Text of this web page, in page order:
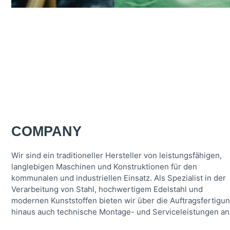
COMPANY
Wir sind ein traditioneller Hersteller von leistungsfähigen,
langlebigen Maschinen und Konstruktionen für den
kommunalen und industriellen Einsatz. Als Spezialist in der
Verarbeitung von Stahl, hochwertigem Edelstahl und
modernen Kunststoffen bieten wir über die
hinaus auch technische Montage- und Serviceleistungen